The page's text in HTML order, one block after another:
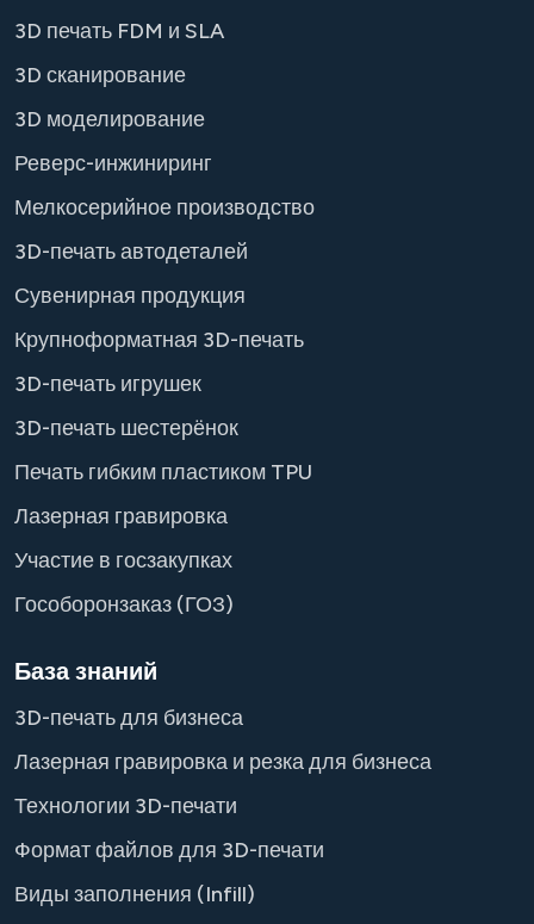
3D печать FDM и SLA
3D сканирование
3D моделирование
Реверс-инжиниринг
Мелкосерийное производство
3D-печать автодеталей
Сувенирная продукция
Крупноформатная 3D-печать
3D-печать игрушек
3D-печать шестерёнок
Печать гибким пластиком TPU
Лазерная гравировка
Участие в госзакупках
Гособоронзаказ (ГОЗ)
База знаний
3D-печать для бизнеса
Лазерная гравировка и резка для бизнеса
Технологии 3D-печати
Формат файлов для 3D-печати
Виды заполнения (Infill)